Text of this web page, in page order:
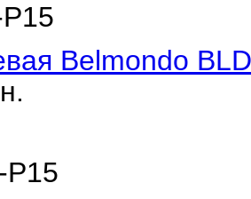
Belmondo
P15